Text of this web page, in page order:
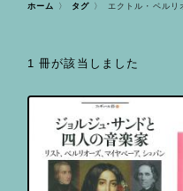
ホーム タグ エクトル・ベルリ
1 冊が該当しました